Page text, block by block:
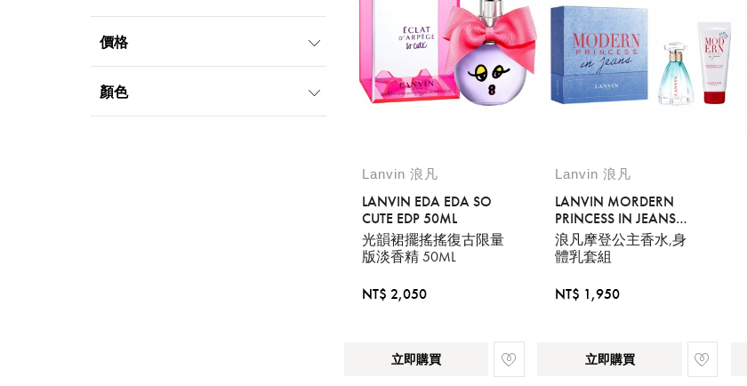
價格
1000元-1999元
顏色
Lanvin 浪凡
LANVIN EDA EDA SO
CUTE EDP 50ML
光韻裙擺搖搖復古限量
版淡香精 50ML
NT$ 2,050
立即購買
Lanvin 浪凡
LANVIN MORDERN
PRINCESS IN JEANS
EDP60ML + BODY
LOTION100ML
浪凡摩登公主香水,身
體乳套組
NT$ 1,950
立即購買